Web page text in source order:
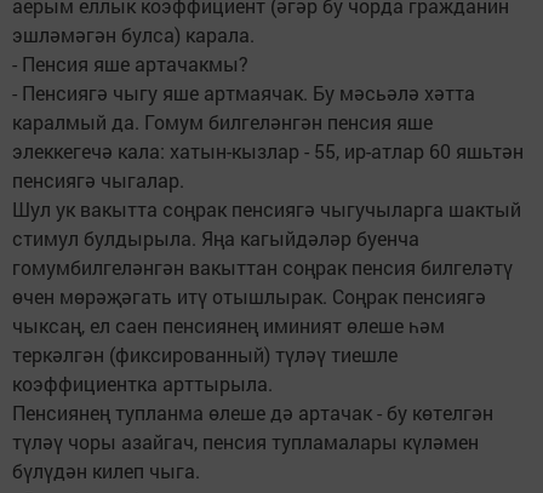
аерым еллык коэффициент (әгәр бу чорда гражданин
эшләмәгән булса) карала.
- Пенсия яше артачакмы?
- Пенсиягә чыгу яше артмаячак. Бу мәсьәлә хәтта
каралмый да. Гомум билгеләнгән пенсия яше
элеккегечә кала: хатын-кызлар - 55, ир-атлар 60 яшьтән
пенсиягә чыгалар.
Шул ук вакытта соңрак пенсиягә чыгучыларга шактый
стимул булдырыла. Яңа кагыйдәләр буенча
гомумбилгеләнгән вакыттан соңрак пенсия билгеләтү
өчен мөрәҗәгать итү отышлырак. Соңрак пенсиягә
чыксаң, ел саен пенсиянең иминият өлеше һәм
теркәлгән (фиксированный) түләү тиешле
коэффициентка арттырыла.
Пенсиянең тупланма өлеше дә артачак - бу көтелгән
түләү чоры азайгач, пенсия тупламалары күләмен
бүлүдән килеп чыга.